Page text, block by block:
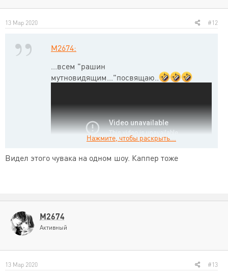
13 Мар 2020 #12
M2674:
...всем "рашин
мутновидящим..."посвящаю..
Нажмите, чтобы раскрыть...
Видел этого чувака на одном шоу. Каппер тоже
M2674
Активный
13 Мар 2020 #13